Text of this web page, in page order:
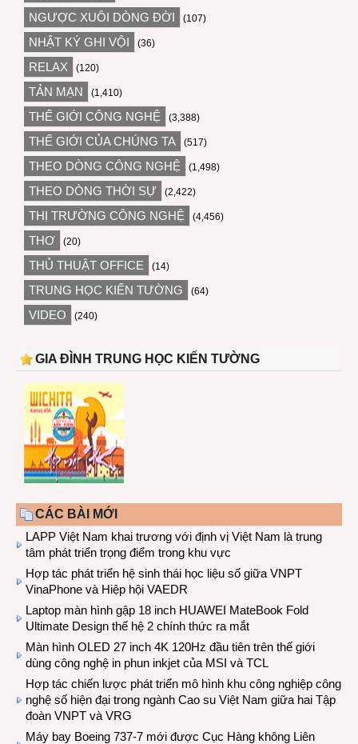
NGƯỢC XUÔI DÒNG ĐỜI (107)
NHẬT KÝ GHI VỘI (36)
RELAX (120)
TẢN MẠN (1,410)
THẾ GIỚI CÔNG NGHỆ (3,388)
THẾ GIỚI CỦA CHÚNG TA (517)
THEO DÒNG CÔNG NGHỆ (1,498)
THEO DÒNG THỜI SỰ (2,422)
THỊ TRƯỜNG CÔNG NGHỆ (4,456)
THƠ (20)
THỦ THUẬT OFFICE (14)
TRUNG HỌC KIẾN TƯỜNG (64)
VIDEO (240)
GIA ĐÌNH TRUNG HỌC KIẾN TƯỜNG
CÁC BÀI MỚI
LAPP Việt Nam khai trương với định vị Việt Nam là trung
tâm phát triển trọng điểm trong khu vực
Hợp tác phát triển hệ sinh thái học liệu số giữa VNPT
VinaPhone và Hiệp hội VAEDR
Laptop màn hình gập 18 inch HUAWEI MateBook Fold
Ultimate Design thế hệ 2 chính thức ra mắt
Màn hình OLED 27 inch 4K 120Hz đầu tiên trên thế giới
dùng công nghệ in phun inkjet của MSI và TCL
Hợp tác chiến lược phát triển mô hình khu công nghiệp công
nghệ số hiện đại trong ngành Cao su Việt Nam giữa hai Tập
đoàn VNPT và VRG
Máy bay Boeing 737-7 mới được Cục Hàng không Liên